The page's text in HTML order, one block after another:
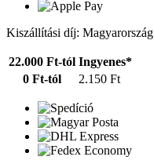
Kiszállítási díj: Magyarország
22.000 Ft-tól Ingyenes*
0 Ft-tól
2.150 Ft